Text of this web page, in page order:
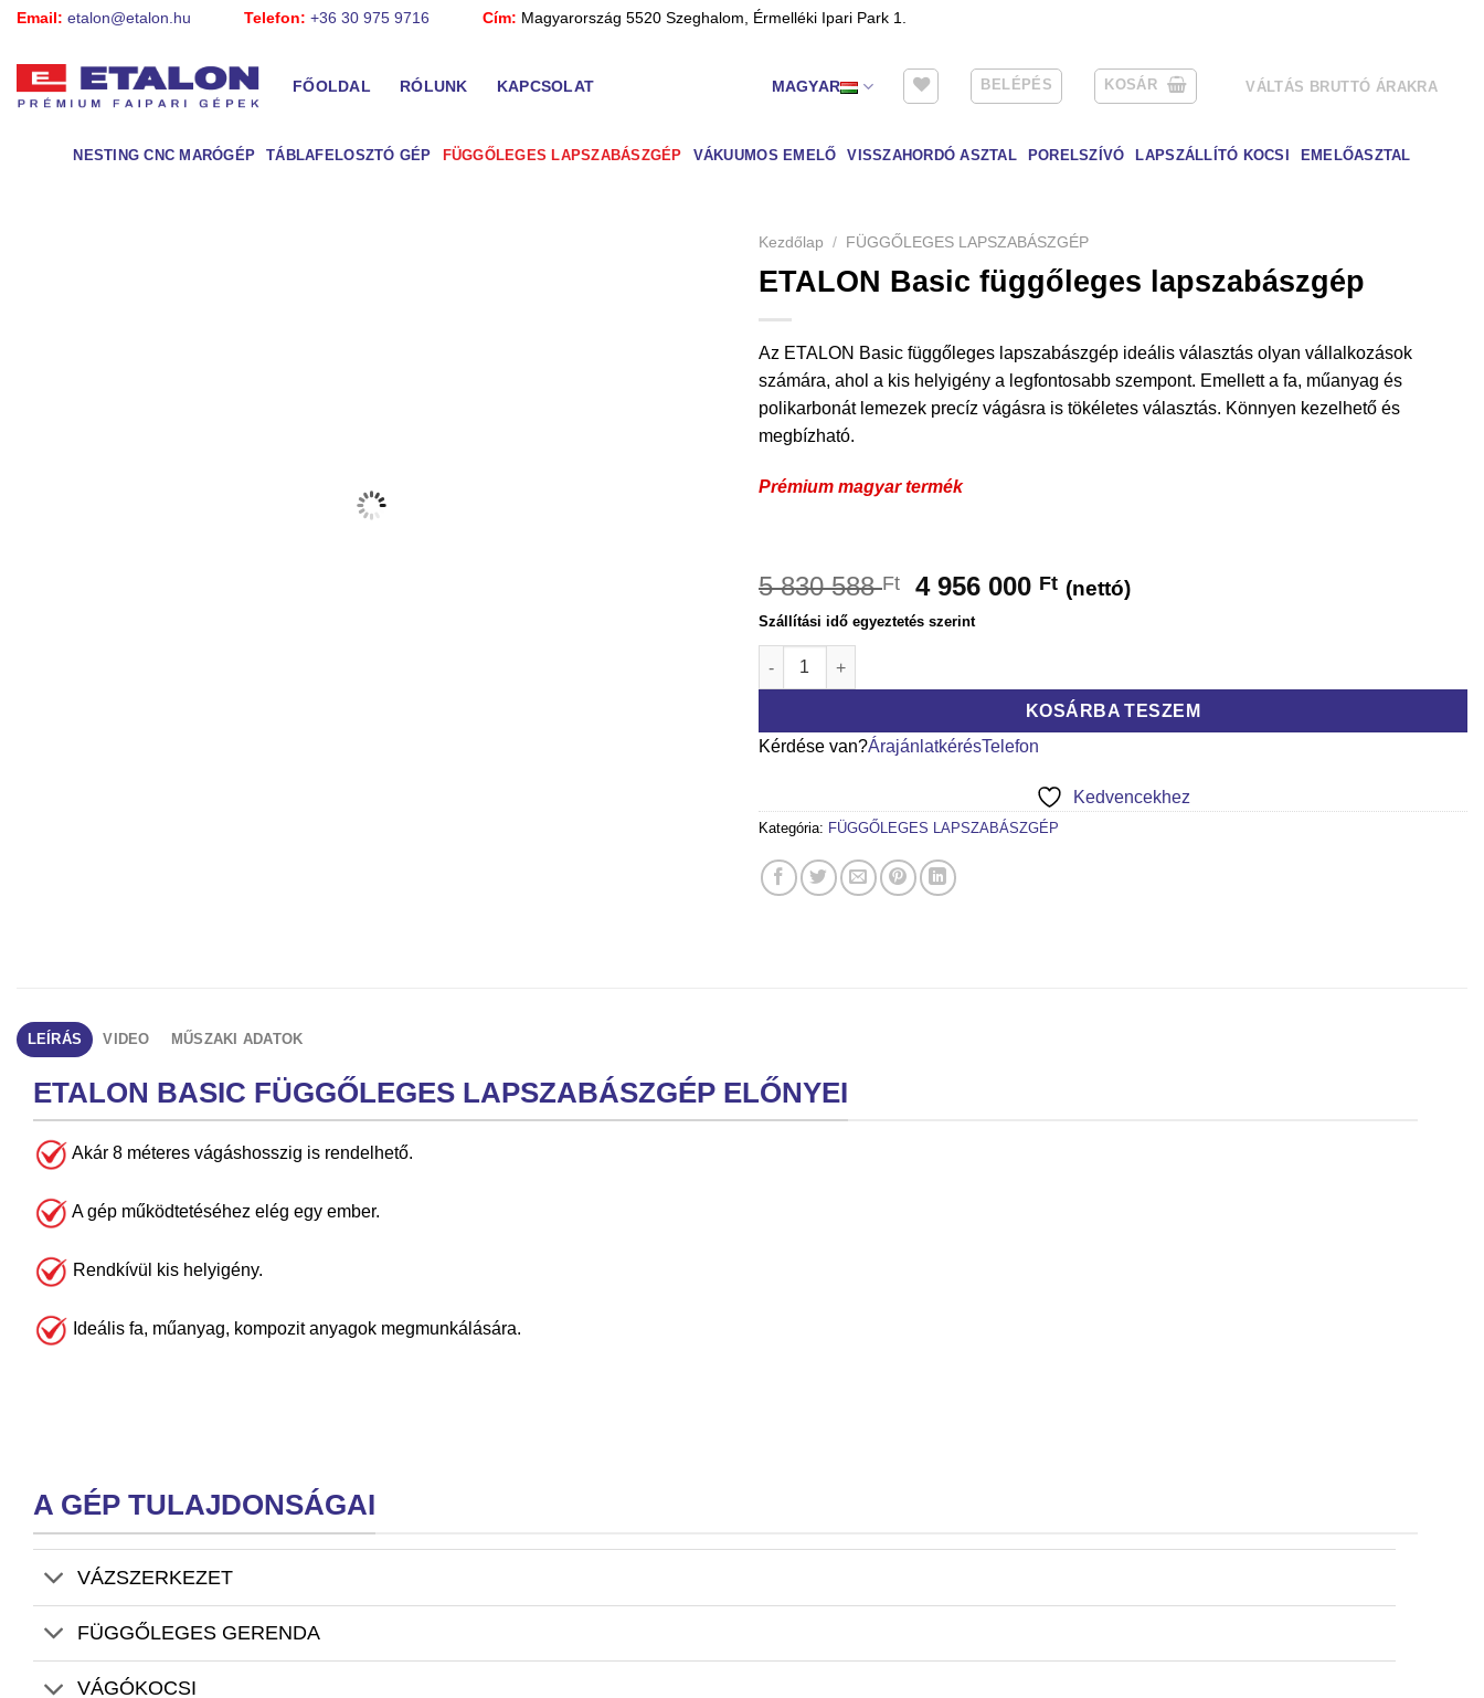
Skip
content
Email: etalon@etalon.hu Telefon: +36 30 975 9716 Cím: Magyarország 5520 Szeghalom, Érmelléki Ipari Park 1.
FŐOLDAL RÓLUNK KAPCSOLAT MAGYAR BELÉPÉS KOSÁR VÁLTÁS BRUTTÓ ÁRAKRA
NESTING CNC MARÓGÉP TÁBLAFELOSZTÓ GÉP FÜGGŐLEGES LAPSZABÁSZGÉP VÁKUUMOS EMELŐ VISSZAHORDÓ ASZTAL PORELSZÍVÓ LAPSZÁLLÍTÓ KOCSI EMELŐASZTAL
Kezdőlap / FÜGGŐLEGES LAPSZABÁSZGÉP
ETALON Basic függőleges lapszabászgép
Az ETALON Basic függőleges lapszabászgép ideális választás olyan vállalkozások
számára, ahol a kis helyigény a legfontosabb szempont. Emellett a fa, műanyag és
polikarbonát lemezek precíz vágásra is tökéletes választás. Könnyen kezelhető és
megbízható.
Prémium magyar termék
5 830 588Ft 4 956 000 Ft (nettó)
Szállítási idő egyeztetés szerint
ETALON Basic függőleges lapszabászgép mennyiség
KOSÁRBA TESZEM
Kérdése van?ÁrajánlatkérésTelefon
Kedvencekhez
Kategória: FÜGGŐLEGES LAPSZABÁSZGÉP
LEÍRÁS VIDEO MŰSZAKI ADATOK
ETALON BASIC FÜGGŐLEGES LAPSZABÁSZGÉP ELŐNYEI
Akár 8 méteres vágáshosszig is rendelhető.
A gép működtetéséhez elég egy ember.
Rendkívül kis helyigény.
Ideális fa, műanyag, kompozit anyagok megmunkálására.
A GÉP TULAJDONSÁGAI
VÁZSZERKEZET
FÜGGŐLEGES GERENDA
VÁGÓKOCSI